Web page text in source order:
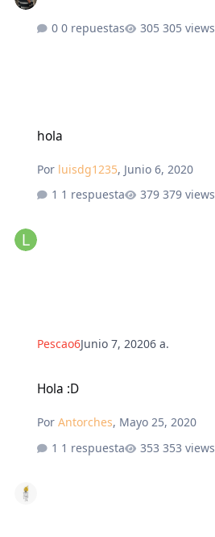
0 repuestas 305 views
hola
Por luisdg1235, Junio 6, 2020
1 respuesta
379 views
Pescao6Junio 7, 20206 a.
Hola :D
PorAntorches, Mayo 25, 2020
1 respuesta
353 views